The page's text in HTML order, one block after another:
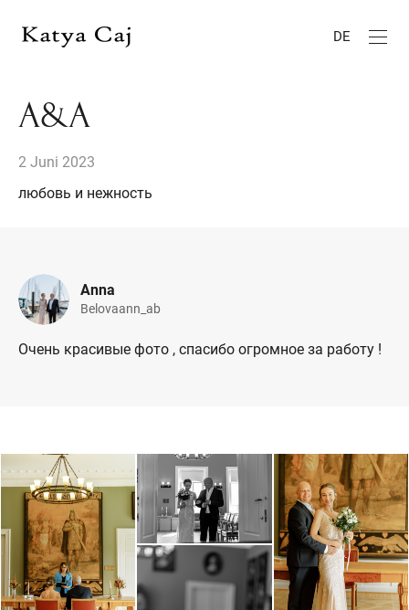
DE
A&A
2 Juni 2023
любовь и нежность
Anna
Belovaann_ab
Очень красивые фото , спасибо огромное за работу !